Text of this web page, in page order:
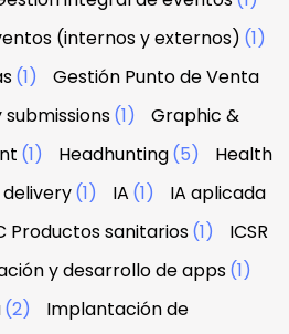
(internos y externos) (1)
(1)
Gestión Punto de Venta
(1)
Graphic &
(1) Headhunting(5)
Health
(1) IA (1)
IA aplicada
Productos sanitarios(1)
ICSR
y desarrollo de apps(1)
(2)
Implantación de